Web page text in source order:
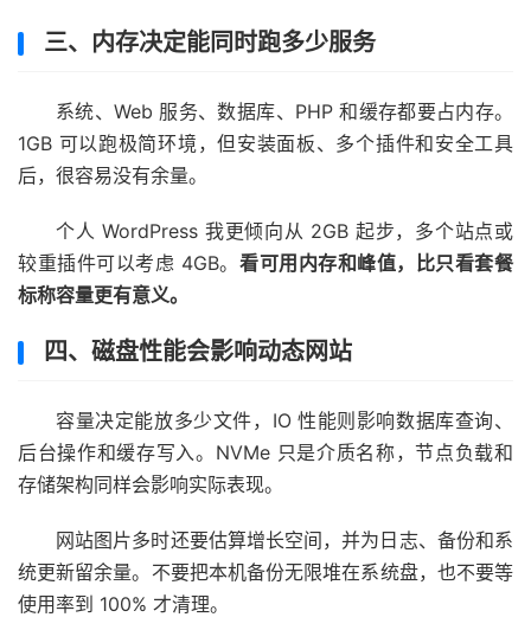
三、内存决定能同时跑多少服务
系统、Web 服务、数据库、PHP 和缓存都要占内存。
1GB 可以跑极简环境，但安装面板、多个插件和安全工具
后，很容易没有余量。
个人 WordPress 我更倾向从 2GB 起步，多个站点或
较重插件可以考虑 4GB。 看可用内存和峰值，比只看套餐
标称容量更有意义。
四、磁盘性能会影响动态网站
容量决定能放多少文件，IO 性能则影响数据库查询、
后台操作和缓存写入。NVMe 只是介质名称，节点负载和
存储架构同样会影响实际表现。
网站图片多时还要估算增长空间，并为日志、备份和系
统更新留余量。不要把本机备份无限堆在系统盘，也不要等
使用率到 100% 才清理。